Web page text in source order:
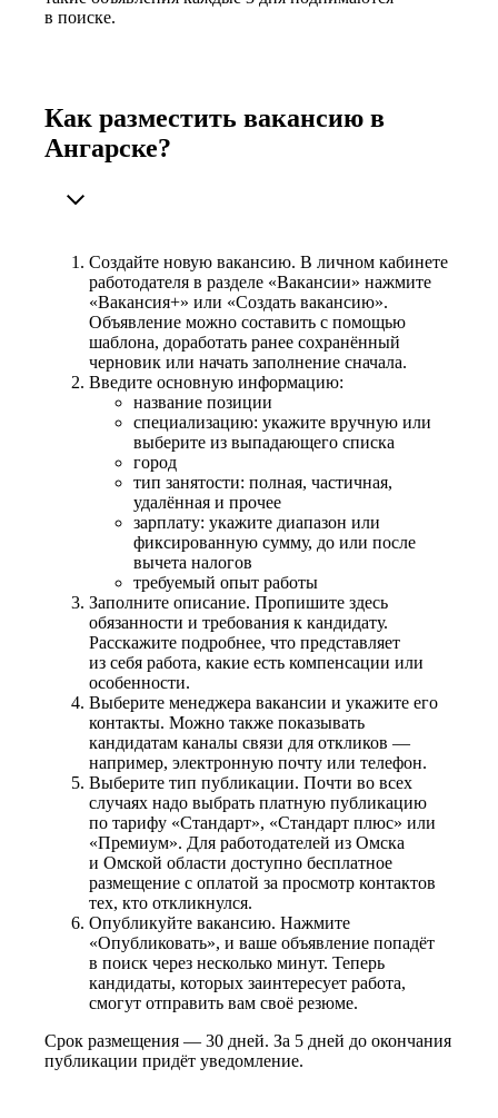
в поиске.
Как разместить вакансию в
Ангарске?
Создайте новую вакансию. В личном кабинете
работодателя в разделе «Вакансии» нажмите
«Вакансия+» или «Создать вакансию».
Объявление можно составить с помощью
шаблона, доработать ранее сохранённый
черновик или начать заполнение сначала.
Введите основную информацию:
название позиции
специализацию: укажите вручную или
выберите из выпадающего списка
город
тип занятости: полная, частичная,
удалённая и прочее
зарплату: укажите диапазон или
фиксированную сумму, до или после
вычета налогов
требуемый опыт работы
Заполните описание. Пропишите здесь
обязанности и требования к кандидату.
Расскажите подробнее, что представляет
из себя работа, какие есть компенсации или
особенности.
Выберите менеджера вакансии и укажите его
контакты. Можно также показывать
кандидатам каналы связи для откликов —
например, электронную почту или телефон.
Выберите тип публикации. Почти во всех
случаях надо выбрать платную публикацию
по тарифу «Стандарт», «Стандарт плюс» или
«Премиум». Для работодателей из Омска
и Омской области доступно бесплатное
размещение с оплатой за просмотр контактов
тех, кто откликнулся.
Опубликуйте вакансию. Нажмите
«Опубликовать», и ваше объявление попадёт
в поиск через несколько минут. Теперь
кандидаты, которых заинтересует работа,
смогут отправить вам своё резюме.
Срок размещения — 30 дней. За 5 дней до окончания
публикации придёт уведомление.